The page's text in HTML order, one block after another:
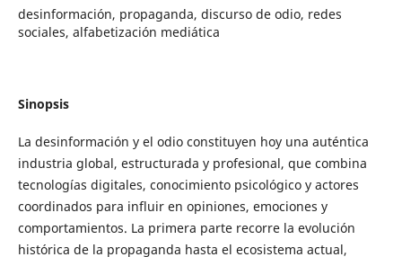
desinformación, propaganda, discurso de odio, redes
sociales, alfabetización mediática
Sinopsis
La desinformación y el odio constituyen hoy una auténtica
industria global, estructurada y profesional, que combina
tecnologías digitales, conocimiento psicológico y actores
coordinados para influir en opiniones, emociones y
comportamientos. La primera parte recorre la evolución
histórica de la propaganda hasta el ecosistema actual,